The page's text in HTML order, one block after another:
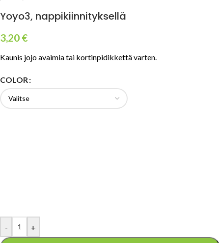
Yoyo3, nappikiinnityksellä
3,20 €
Kaunis jojo avaimia tai kortinpidikkettä varten.
COLOR
- +